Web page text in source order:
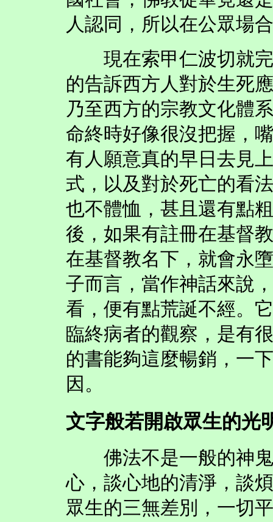
人認同，所以在公眾場
現在索甲仁波切就完
的告訴西方人對於生死
乃至西方的宗教文化體
命終時好像很沒把握，
有人願意真的早日去見
式，以及對於死亡的看
也不體恤，甚且還有點
後，如果有註冊在基督
在基督教名下，就會永
子而言，當作神話來說
看，便有點荒誕不經。
臨終病者的觀察，是有
的書能夠這麼暢銷，一
因。
文字般若開啟眾生的光
佛法不是一般的神鬼
心，談心地的清淨，談
眾生的三無差別，一切